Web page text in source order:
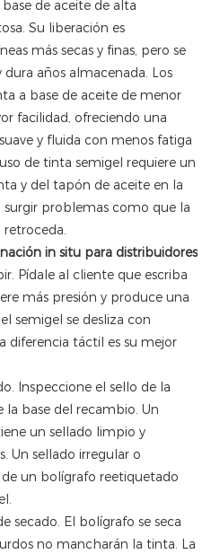
de aceite de alta
Su liberación es
más secas y finas, pero se
años almacenada. Los
a base de aceite de menor
facilidad, ofreciendo una
y fluida con menos fatiga
de tinta semigel requiere un
y del tapón de aceite en la
problemas como que la
in situ para distribuidores
Pídale al cliente que escriba
más presión y produce una
semigel se desliza con
diferencia táctil es su mejor
Inspeccione el sello de la
base del recambio. Un
un sellado limpio y
Un sellado irregular o
un bolígrafo reetiquetado
secado. El bolígrafo se seca
no mancharán la tinta. La